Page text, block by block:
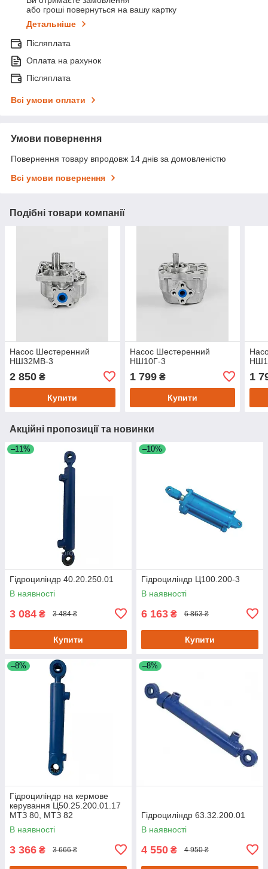
або гроші повернуться на вашу картку
Детальніше
Післяплата
Оплата на рахунок
Післяплата
Всі умови оплати
Умови повернення
Повернення товару впродовж 14 днів за домовленістю
Всі умови повернення
Подібні товари компанії
Насос Шестеренний
НШ32МВ-3
2 850 ₴
Купити
Насос Шестеренний
НШ10Г-3
1 799₴
Купити
1
Акційні пропозиції та новинки
–11%
Гідроциліндр 40.20.250.01
В наявності
3 084 ₴ 3 484 ₴
Купити
–10%
Гідроциліндр Ц100.200-3
В наявності
6 163 ₴ 6 863 ₴
Купити
–8%
Гідроциліндр на кермове
керування Ц50.25.200.01.17
МТЗ 80, МТЗ 82
В наявності
3 366 ₴ 3 666 ₴
–8%
Гідроциліндр 63.32.200.01
В наявності
4 550 ₴ 4 950 ₴